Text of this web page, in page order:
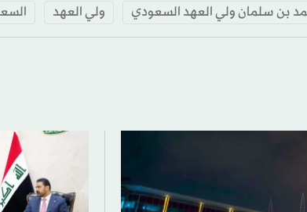
بن سلمان ولي العهد السعودي ولي العهد